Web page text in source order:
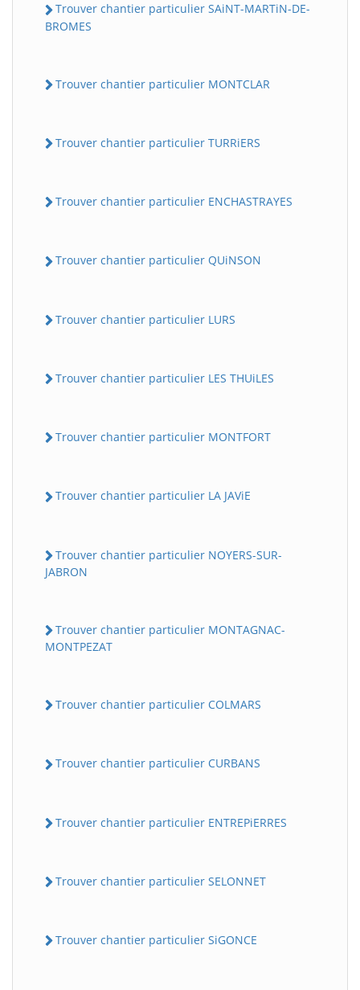
Trouver chantier particulier SAiNT-MARTiN-DE-
BROMES
Trouver chantier particulier MONTCLAR
Trouver chantier particulier TURRiERS
Trouver chantier particulier ENCHASTRAYES
Trouver chantier particulier QUiNSON
Trouver chantier particulier LURS
Trouver chantier particulier LES THUiLES
Trouver chantier particulier MONTFORT
Trouver chantier particulier LA JAViE
Trouver chantier particulier NOYERS-SUR-
JABRON
Trouver chantier particulier MONTAGNAC-
MONTPEZAT
Trouver chantier particulier COLMARS
Trouver chantier particulier CURBANS
Trouver chantier particulier ENTREPiERRES
Trouver chantier particulier SELONNET
Trouver chantier particulier SiGONCE